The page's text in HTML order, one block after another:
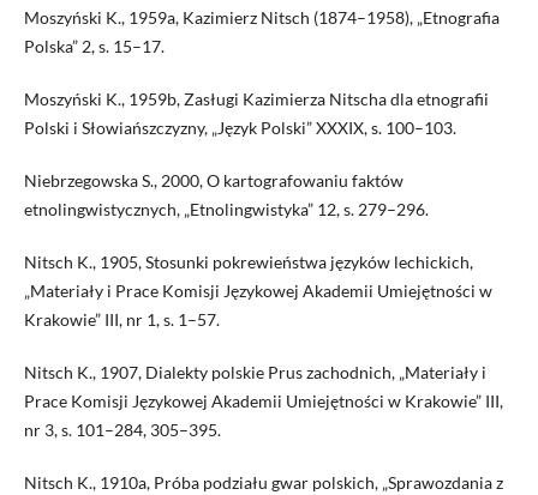
Moszyński K., 1959a, Kazimierz Nitsch (1874–1958), „Etnografia
Polska” 2, s. 15–17.
Moszyński K., 1959b, Zasługi Kazimierza Nitscha dla etnografii
Polski i Słowiańszczyzny, „Język Polski” XXXIX, s. 100–103.
Niebrzegowska S., 2000, O kartografowaniu faktów
etnolingwistycznych, „Etnolingwistyka” 12, s. 279–296.
Nitsch K., 1905, Stosunki pokrewieństwa języków lechickich,
„Materiały i Prace Komisji Językowej Akademii Umiejętności w
Krakowie” III, nr 1, s. 1–57.
Nitsch K., 1907, Dialekty polskie Prus zachodnich, „Materiały i
Prace Komisji Językowej Akademii Umiejętności w Krakowie” III,
nr 3, s. 101–284, 305–395.
Nitsch K., 1910a, Próba podziału gwar polskich, „Sprawozdania z